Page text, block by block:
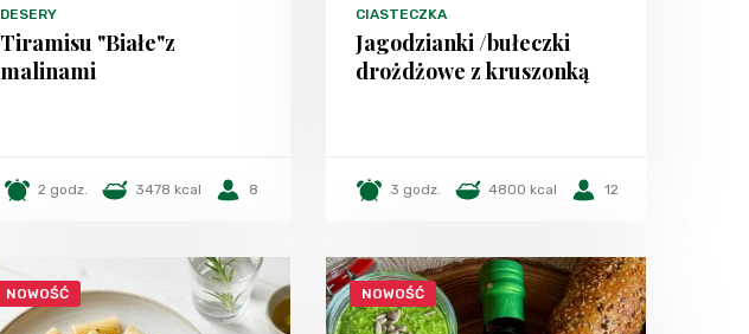
DESERY
Tiramisu "Białe"z
malinami
2 godz. 3478 kcal 8
CIASTECZKA
Jagodzianki /bułeczki
drożdżowe z kruszonką
3 godz. 4800 kcal 12
NOWOŚĆ NOWOŚĆ